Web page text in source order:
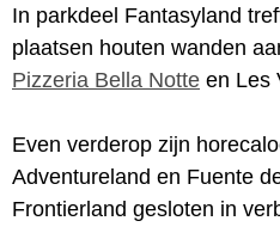
In parkdeel Fantasyland
plaatsen houten wanden
Pizzeria Bella Notte en Les
Even verderop zijn
Adventureland en Fuente
Frontierland gesloten in